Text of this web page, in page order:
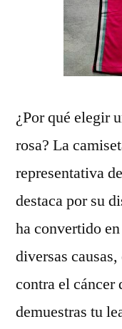
¿Por qué elegir
rosa? La
representativa
destaca por su
ha convertido
diversas
contra el cáncer
demuestras tu